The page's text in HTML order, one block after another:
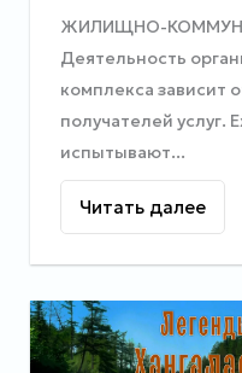
ЖИЛИЩНО-
Деятельность
комплекса зависит
получателей услуг.
испытывают...
Читать далее